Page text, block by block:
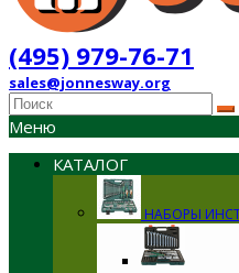
(495) 979-76-71
sales@jonnesway.org
Меню
КАТАЛОГ
НАБОРЫ